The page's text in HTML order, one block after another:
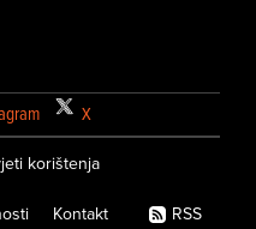
X
korištenja
Kontakt RSS